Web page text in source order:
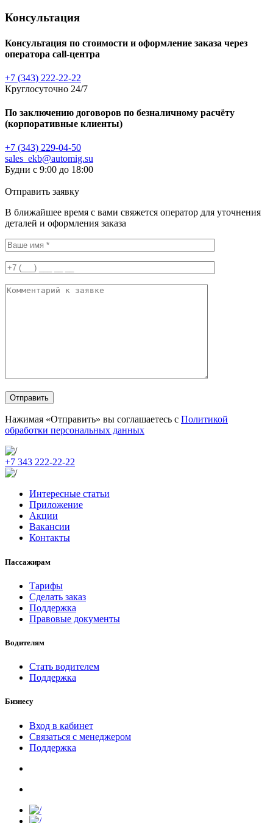
Консультация
Консультация по стоимости и оформление заказа через
оператора call-центра
+7 (343) 222-22-22
Круглосуточно 24/7
По заключению договоров по безналичному расчёту
(корпоративные клиенты)
+7 (343) 229-04-50
sales_ekb@automig.su
Будни с 9:00 до 18:00
Отправить заявку
В ближайшее время с вами свяжется оператор для уточнения
деталей и оформления заказа
Нажимая «Отправить»‎ вы соглашаетесь с Политикой
обработки персональных данных
+7 343 222-22-22
Интересные статьи
Приложение
Акции
Вакансии
Контакты
Пассажирам
Тарифы
Сделать заказ
Поддержка
Правовые документы
Водителям
Стать водителем
Поддержка
Бизнесу
Вход в кабинет
Связаться с менеджером
Поддержка